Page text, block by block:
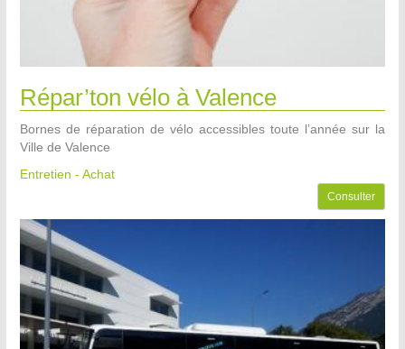
Répar’ton vélo à Valence
Bornes de réparation de vélo accessibles toute l’année sur la
Ville de Valence
Entretien - Achat
Consulter